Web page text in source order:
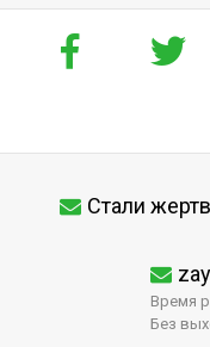
Стали
Время
Без